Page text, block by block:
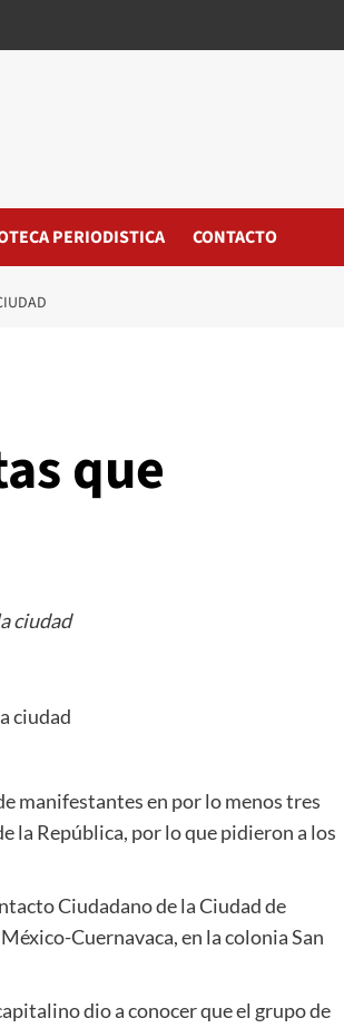
PERIODISTICA CONTACTO
que
ciudad
ciudad
manifestantes en por lo menos tres
la República, por lo que pidieron a los
Ciudadano de la Ciudad de
Cuernavaca, en la colonia San
dio a conocer que el grupo de